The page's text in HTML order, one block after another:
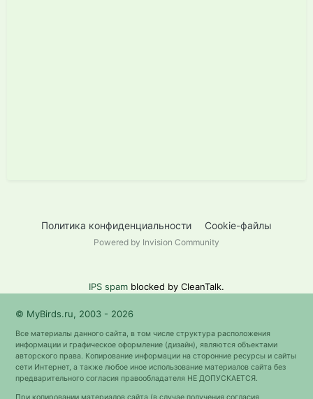
Политика конфиденциальности Cookie-файлы
Powered by Invision Community
IPS spam blocked by CleanTalk.
© MyBirds.ru, 2003 - 2026
Все материалы данного сайта, в том числе структура расположения
информации и графическое оформление (дизайн), являются объектами
авторского права. Копирование информации на сторонние ресурсы и сайты
сети Интернет, а также любое иное использование материалов сайта без
предварительного согласия правообладателя НЕ ДОПУСКАЕТСЯ.
При копировании материалов сайта (в случае получения согласия